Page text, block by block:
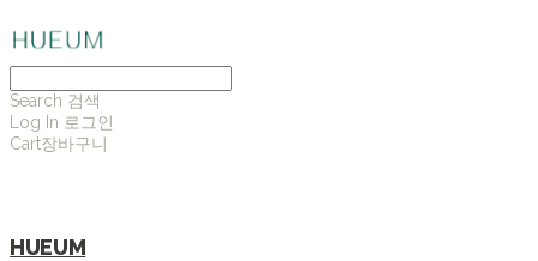
Search 검색
Log In 로그인
Cart장바구니
HUEUM